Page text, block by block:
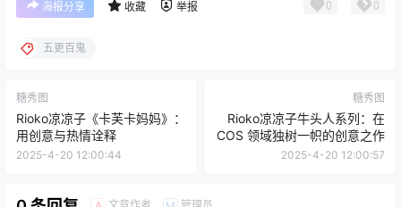
海报分享 收藏 举报 0 0
五更百鬼
糖秀图
Rioko凉凉子《卡芙卡妈妈》：
用创意与热情诠释
2025-4-20 12:00:44
糖秀图
Rioko凉凉子牛头人系列：在
COS 领域独树一帜的创意之作
2025-4-20 12:00:57